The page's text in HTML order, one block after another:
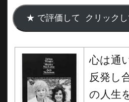
心は通
反発し
の人生